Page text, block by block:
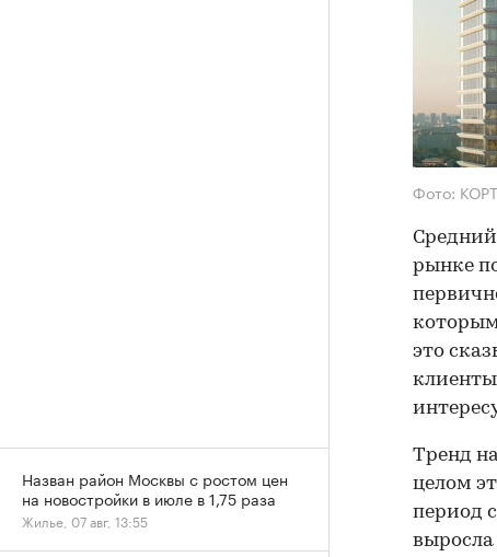
Фото:
рынке
которым
это
Тренд
целом
период
выросла
Назван район Москвы с ростом цен
на новостройки в июле в 1,75 раза
Жилье, 07 авг, 13:55